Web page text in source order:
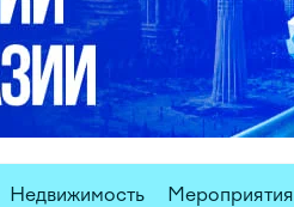
Недвижимость Мероприятия